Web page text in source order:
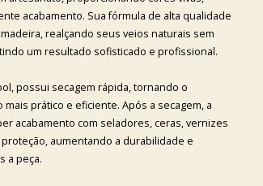
acabamento. Sua fórmula de alta qualidade
realçando seus veios naturais sem
um resultado sofisticado e profissional.
possui secagem rápida, tornando o
prático e eficiente. Após a secagem, a
acabamento com seladores, ceras, vernizes
aumentando a durabilidade e
a peça.